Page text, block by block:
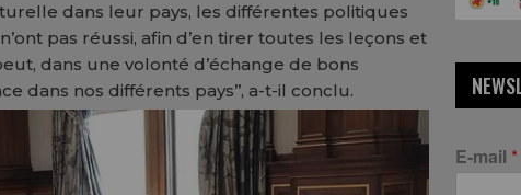
dans leur pays, les différentes politiques
pas réussi, afin d’en tirer toutes les leçons et
dans une volonté d’échange de bons
dans nos différents pays’’, a-t-il conclu.
E-mail *